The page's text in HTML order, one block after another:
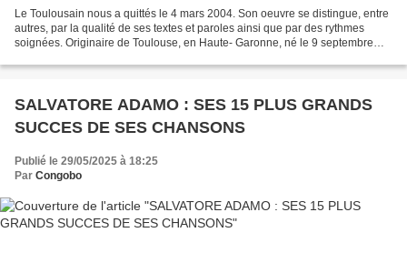
Le Toulousain nous a quittés le 4 mars 2004. Son oeuvre se distingue, entre
autres, par la qualité de ses textes et paroles ainsi que par des rythmes
soignées. Originaire de Toulouse, en Haute- Garonne, né le 9 septembre
SALVATORE ADAMO : SES 15 PLUS GRANDS
SUCCES DE SES CHANSONS
Publié le 29/05/2025 à 18:25
Par Congobo